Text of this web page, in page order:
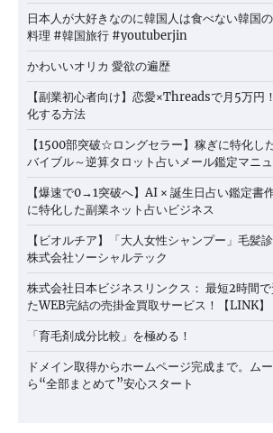
日本人が大好きなのに韓国人は食べない韓
料理 #韓国旅行 #youtuberjin
かわいいオリカ 愛欲の遍歴
【副業初心者向け】恋愛×Threadsで月5万円
化する方法
【1500部突破☆ロングセラー】稼ぎに特化し
バイブル～逆算タロット占いメール鑑定マニ
【爆速で0→1突破へ】AI × 誕生日占い鑑定書
に特化した副業ネット占いビジネス
【ビオルチア】「大人女性シャンプー」毛髪
株式会社ソーシャルテック
株式会社日本ビジネスリンクス： 最短2時間
たWEB完結の売掛金買取サービス！【LINK】
「育毛剤成分比較」を極める！
ドメイン取得からホームページ完成まで。ム
ら“全部まとめて”安心スタート